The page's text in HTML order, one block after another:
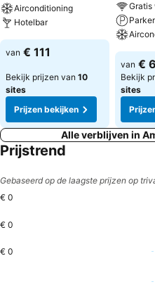
Airconditioning
Hotelbar
van € 111
Bekijk prijzen van 10
sites
Prijzen bekijken
Gratis
van €
Bekijk
sites
Alle verblijven in
Prijstrend
Gebaseerd op de laagste prijzen op
€ 0
€ 0
€ 0